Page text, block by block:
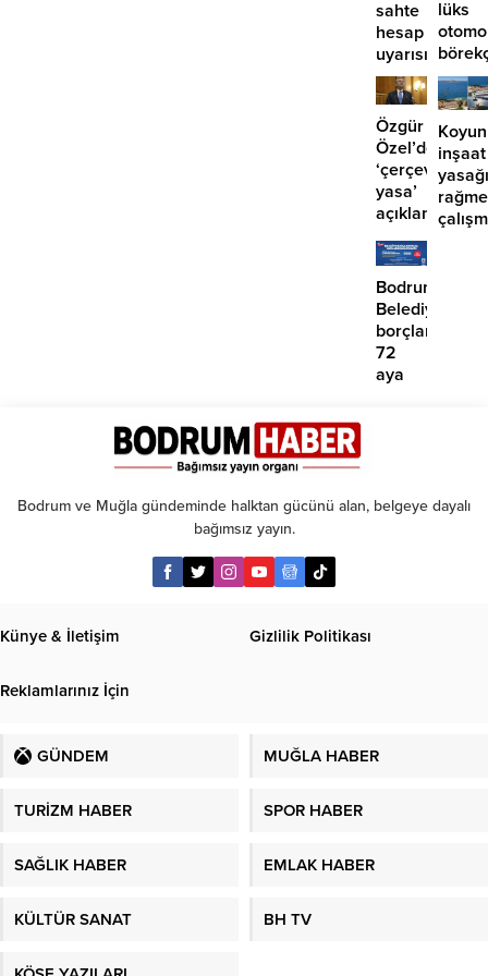
sahte
hesap
uyarısı
lüks
girdi:
2
Özgür
Özel’den
‘çerçeve
yasa’
açıklaması:
‘İmza
atma
çabamız
yok’
inşaat
Bodrum
borçlara
72
aya
Bodrum ve Muğla gündeminde halktan gücünü alan, belgeye dayalı
bağımsız yayın.
Künye & İletişim Gizlilik Politikası
Reklamlarınız İçin
GÜNDEM MUĞLA HABER
TURİZM HABER SPOR HABER
SAĞLIK HABER EMLAK HABER
KÜLTÜR SANAT BH TV